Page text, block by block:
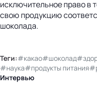
исключительное право в
свою продукцию
шоколада.
Теги:#какао#шоколад
#наука#продукты питания
Интервью